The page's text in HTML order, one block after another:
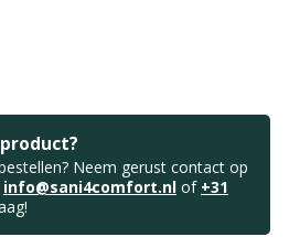
Neem gerust contact op
info@sani4comfort.nl of +31